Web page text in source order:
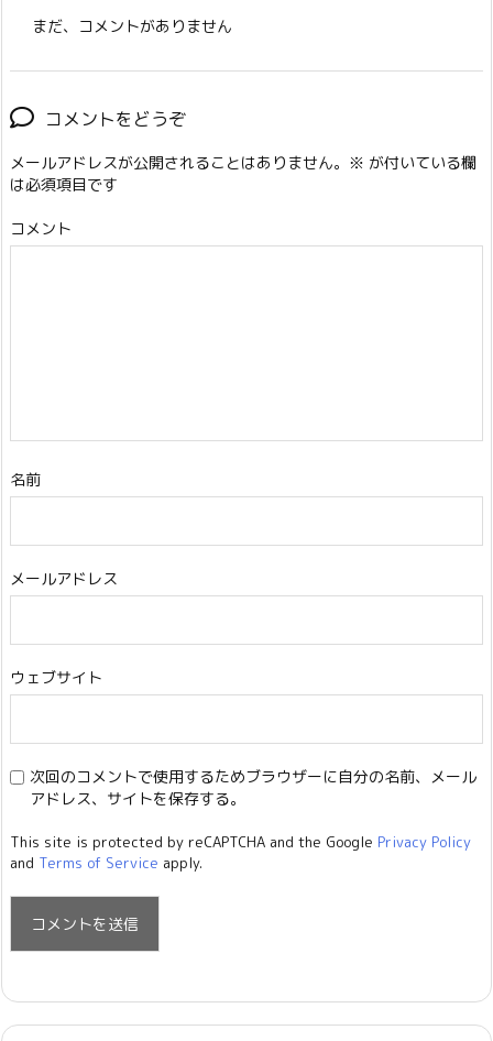
まだ、コメントがありません
コメントをどうぞ
メールアドレスが公開されることはありません。 ※ が付いている欄
は必須項目です
コメント
名前
メールアドレス
ウェブサイト
次回のコメントで使用するためブラウザーに自分の名前、メール
アドレス、サイトを保存する。
This site is protected by reCAPTCHA and the Google Privacy Policy
and Terms of Service apply.